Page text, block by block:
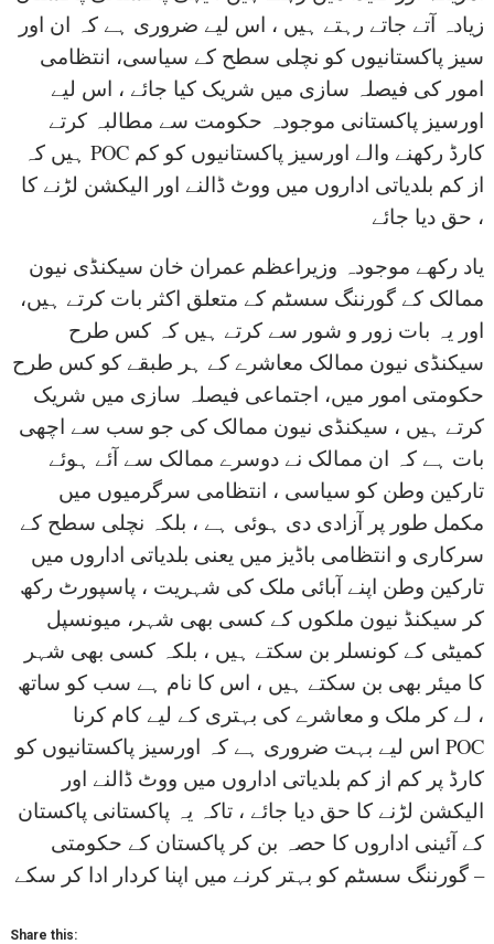
زیادہ آتے جاتے رہتے ہیں ، اس لیے ضروری ہے کہ ان اور
سیز پاکستانیوں کو نچلی سطح کے سیاسی، انتظامی
امور کی فیصلہ سازی میں شریک کیا جائے ، اس لیے
اورسیز پاکستانی موجودہ حکومت سے مطالبہ کرتے
ہیں کہ POC کارڈ رکھنے والے اورسیز پاکستانیوں کو کم
از کم بلدیاتی اداروں میں ووٹ ڈالنے اور الیکشن لڑنے کا
حق دیا جائے ،
یاد رکھے موجودہ وزیراعظم عمران خان سیکنڈی نیون
ممالک کے گورننگ سسٹم کے متعلق اکثر بات کرتے ہیں،
اور یہ بات زور و شور سے کرتے ہیں کہ کس طرح
سیکنڈی نیون ممالک معاشرے کے ہر طبقے کو کس طرح
حکومتی امور میں، اجتماعی فیصلہ سازی میں شریک
کرتے ہیں ، سیکنڈی نیون ممالک کی جو سب سے اچھی
بات ہے کہ ان ممالک نے دوسرے ممالک سے آئے ہوئے
تارکین وطن کو سیاسی ، انتظامی سرگرمیوں میں
مکمل طور پر آزادی دی ہوئی ہے ، بلکہ نچلی سطح کے
سرکاری و انتظامی باڈیز میں یعنی بلدیاتی اداروں میں
تارکین وطن اپنے آبائی ملک کی شہریت ، پاسپورٹ رکھ
کر سیکنڈ نیون ملکوں کے کسی بھی شہر، میونسپل
کمیٹی کے کونسلر بن سکتے ہیں ، بلکہ کسی بھی شہر
کا میئر بھی بن سکتے ہیں ، اس کا نام ہے سب کو ساتھ
لے کر ملک و معاشرے کی بہتری کے لیے کام کرنا ،
اس لیے بہت ضروری ہے کہ اورسیز پاکستانیوں کو POC
کارڈ پر کم از کم بلدیاتی اداروں میں ووٹ ڈالنے اور
الیکشن لڑنے کا حق دیا جائے ، تاکہ یہ پاکستانی پاکستان
کے آئینی اداروں کا حصہ بن کر پاکستان کے حکومتی
گورننگ سسٹم کو بہتر کرنے میں اپنا کردار ادا کر سکے –
Share this: